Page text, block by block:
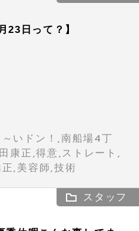
23日って？】
いドン！,南船場4丁
康正,得意,ストレート,
,美容師,技術
スタッフ